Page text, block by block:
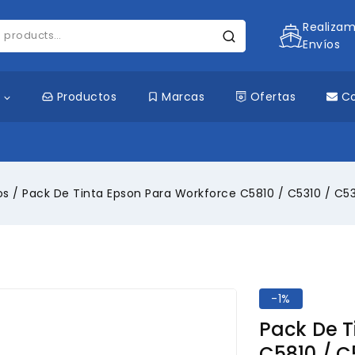
Envíos
Productos Marcas Ofertas
/ Pack De Tinta Epson Para Workforce C5810 / C5310 /
-1%
Pack De